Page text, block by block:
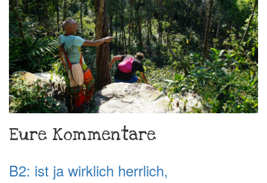
Eure Kommentare
B2: ist ja wirklich herrlich,